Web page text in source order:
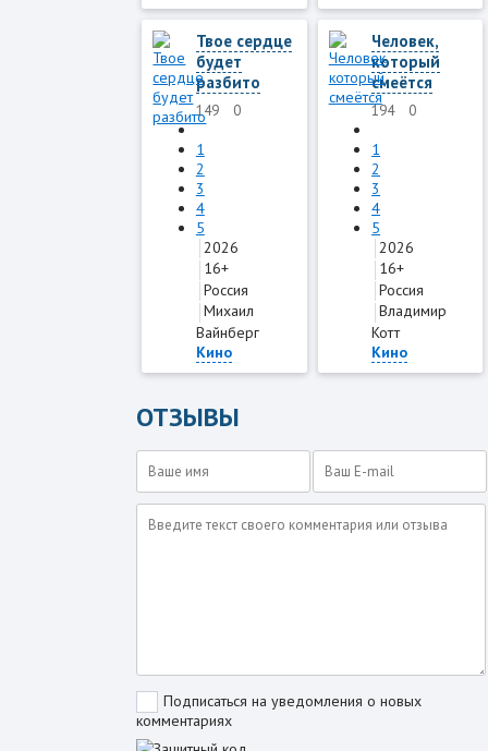
Твое сердце
будет
разбито
149 0
1
2
3
4
5
2026
16+
Россия
Михаил
Вайнберг
Кино
Человек,
который
смеётся
194 0
1
2
3
4
5
2026
16+
Россия
Владимир
Котт
Кино
ОТЗЫВЫ
Подписаться на уведомления о новых
комментариях